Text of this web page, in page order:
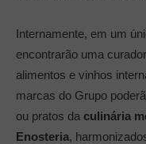
Internamente, em um
encontrarão uma
alimentos e vinhos
marcas do Grupo
ou pratos da culinária
Enosteria,